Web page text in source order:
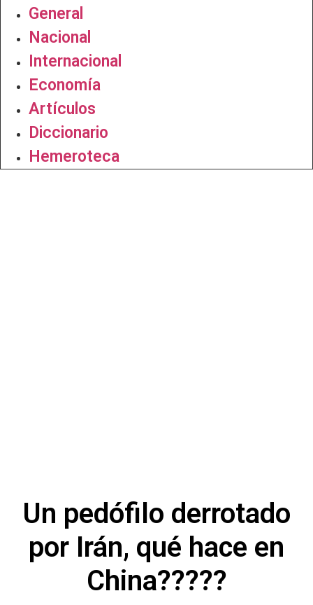
General
Nacional
Internacional
Economía
Artículos
Diccionario
Hemeroteca
Un pedófilo derrotado
por Irán, qué hace en
China?????